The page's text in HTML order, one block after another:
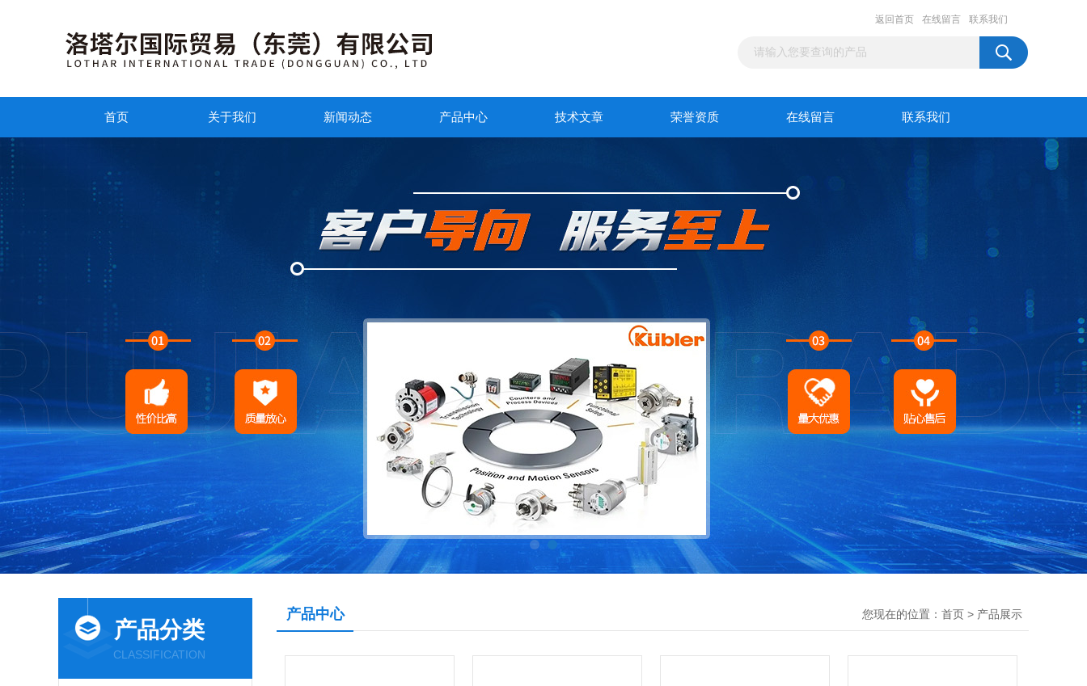
返回首页 在线留言 联系我们
首页 关于我们 新闻动态 产品中心 技术文章 荣誉资质 在线留言 联系我们
产品分类
CLASSIFICATION
产品中心 您现在的位置： 首页 > 产品展示